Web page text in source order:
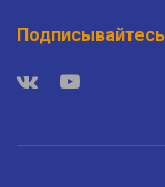
Подписывайтесь